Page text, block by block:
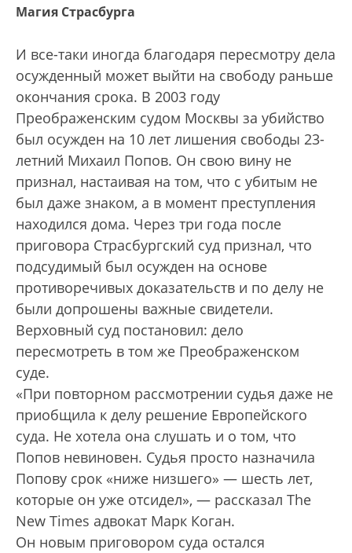
Магия Страсбурга
И все-таки иногда благодаря пересмотру дела
осужденный может выйти на свободу раньше
окончания срока. В 2003 году
Преображенским судом Москвы за убийство
был осужден на 10 лет лишения свободы 23-
летний Михаил Попов. Он свою вину не
признал, настаивая на том, что с убитым не
был даже знаком, а в момент преступления
находился дома. Через три года после
приговора Страсбургский суд признал, что
подсудимый был осужден на основе
противоречивых доказательств и по делу не
были допрошены важные свидетели.
Верховный суд постановил: дело
пересмотреть в том же Преображенском
суде.
«При повторном рассмотрении судья даже не
приобщила к делу решение Европейского
суда. Не хотела она слушать и о том, что
Попов невиновен. Судья просто назначила
Попову срок «ниже низшего» — шесть лет,
которые он уже отсидел», — рассказал The
New Times адвокат Марк Коган.
Он новым приговором суда остался